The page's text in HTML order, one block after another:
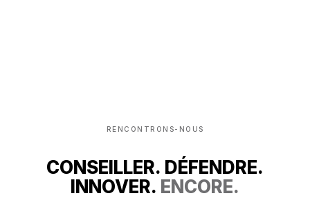
RENCONTRONS-NOUS
CONSEILLER. DÉFENDRE.
INNOVER. ENCORE.